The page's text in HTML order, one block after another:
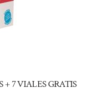
+ 7 VIALES GRATIS